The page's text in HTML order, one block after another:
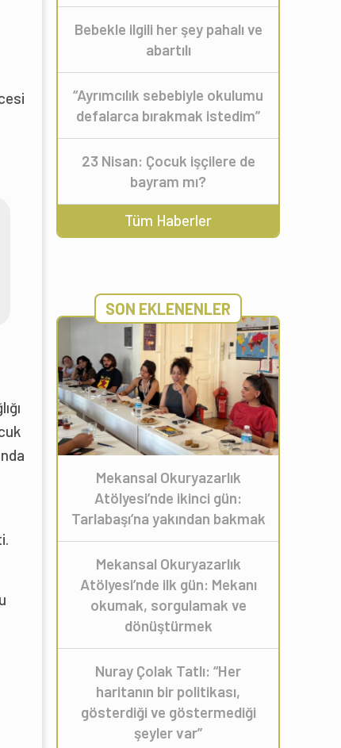
Bebekle ilgili her şey pahalı ve
abartılı
“Ayrımcılık sebebiyle okulumu
defalarca bırakmak istedim”
23 Nisan: Çocuk işçilere de
bayram mı?
Tüm Haberler
SON EKLENENLER
Mekansal Okuryazarlık
Atölyesi’nde ikinci gün:
Tarlabaşı’na yakından bakmak
Mekansal Okuryazarlık
Atölyesi’nde ilk gün: Mekanı
okumak, sorgulamak ve
dönüştürmek
Nuray Çolak Tatlı: “Her
haritanın bir politikası,
gösterdiği ve göstermediği
şeyler var”